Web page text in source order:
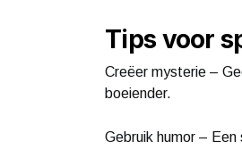
Tips voor
Creëer mysterie –
boeiender.
Gebruik humor –